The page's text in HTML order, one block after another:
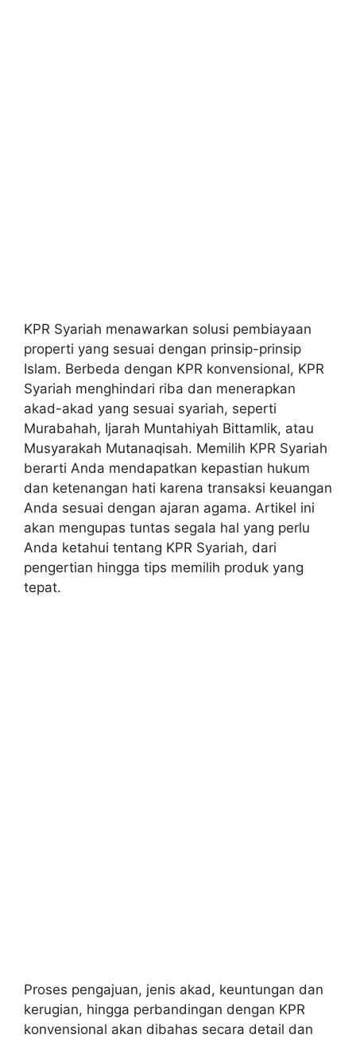
KPR Syariah menawarkan solusi pembiayaan
properti yang sesuai dengan prinsip-prinsip
Islam. Berbeda dengan KPR konvensional, KPR
Syariah menghindari riba dan menerapkan
akad-akad yang sesuai syariah, seperti
Murabahah, Ijarah Muntahiyah Bittamlik, atau
Musyarakah Mutanaqisah. Memilih KPR Syariah
berarti Anda mendapatkan kepastian hukum
dan ketenangan hati karena transaksi keuangan
Anda sesuai dengan ajaran agama. Artikel ini
akan mengupas tuntas segala hal yang perlu
Anda ketahui tentang KPR Syariah, dari
pengertian hingga tips memilih produk yang
tepat.
Proses pengajuan, jenis akad, keuntungan dan
kerugian, hingga perbandingan dengan KPR
konvensional akan dibahas secara detail dan